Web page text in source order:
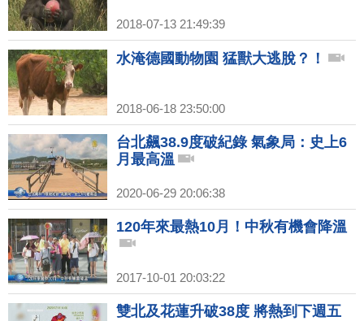
2018-07-13 21:49:39
水淹德國動物園 猛獸大逃脫？！
2018-06-18 23:50:00
台北飆38.9度破紀錄 氣象局：史上6
月最高溫
2020-06-29 20:06:38
120年來最熱10月！中秋有機會降溫
2017-10-01 20:03:22
雙北及花蓮升破38度 將熱到下週五